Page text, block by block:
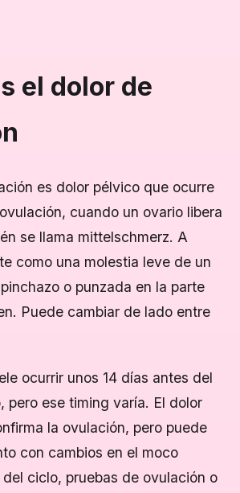
el dolor de
es dolor pélvico que ocurre
cuando un ovario libera
se llama mittelschmerz. A
como una molestia leve de un
o punzada en la parte
Puede cambiar de lado entre
ocurrir unos 14 días antes del
pero ese timing varía. El dolor
la ovulación, pero puede
con cambios en el moco
ciclo, pruebas de ovulación o